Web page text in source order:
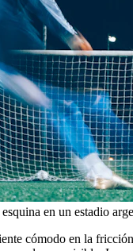
en un estadio
cómodo en la